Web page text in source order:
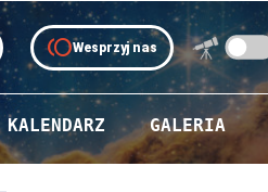
tollWesprzyj nas
KALENDARZ GALERIA